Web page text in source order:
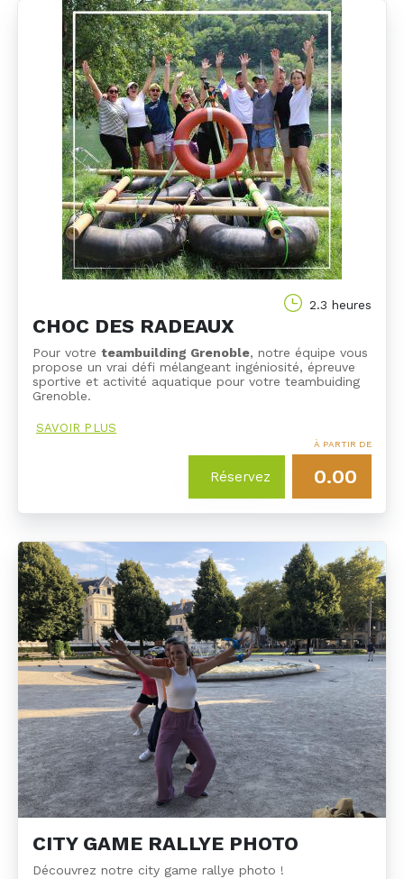
2.3 heures
CHOC DES RADEAUX
Pour votre teambuilding Grenoble, notre équipe vous
propose un vrai défi mélangeant ingéniosité, épreuve
sportive et activité aquatique pour votre teambuiding
Grenoble.
SAVOIR PLUS
Réservez
À PARTIR DE
0.00
CITY GAME RALLYE PHOTO
Découvrez notre city game rallye photo !